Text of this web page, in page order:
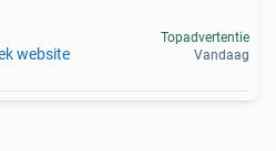
website
Topadvertentie
Vandaag